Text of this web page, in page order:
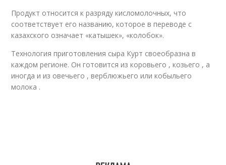
Продукт относится к разряду кисломолочных, что
соответствует его названию, которое в переводе с
казахского означает «катышек», «колобок».
Технология приготовления сыра Курт своеобразна в
каждом регионе. Он готовится из коровьего , козьего , а
иногда и из овечьего , верблюжьего или кобыльего
молока .